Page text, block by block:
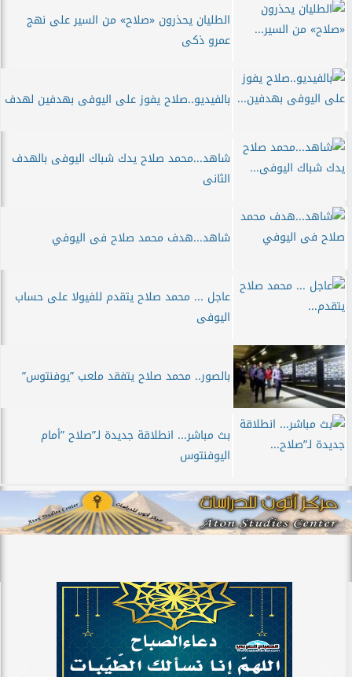
الطليان يحذرون «صلاح» من السير على نهج
عمرو ذكى
بالفيديو..صلاح يفوز على اليوفى بهدفين لهدف
شاهد...محمد صلاح يدك شباك اليوفى بالهدف
الثانى
شاهد...هدف محمد صلاح فى اليوفي
عاجل ... محمد صلاح يتقدم للفيولا على حساب
اليوفى
بالصور.. محمد صلاح يتفقد ملعب ”يوفنتوس”
بث مباشر... انطلاقة جديدة لـ”صلاح ”أمام
اليوفنتوس